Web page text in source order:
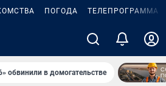
ПОГОДА ТЕЛЕПРОГРАММА
обвинили в домогательстве